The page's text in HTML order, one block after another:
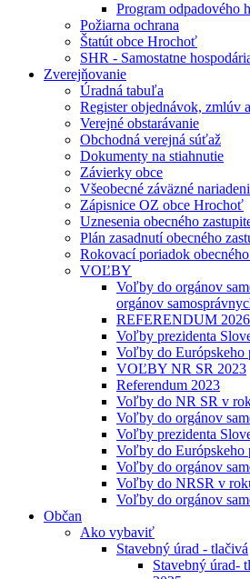
Program odpadového
Požiarna ochrana
Štatút obce Hrochoť
SHR - Samostatne
Zverejňovanie
Úradná tabuľa
Register objednávok, zmlúv
Verejné obstarávanie
Obchodná verejná súťaž
Dokumenty na stiahnutie
Závierky obce
Všeobecné záväzné
Zápisnice OZ obce Hrochoť
Uznesenia obecného
Plán zasadnutí obecného
Rokovací poriadok
VOĽBY
Voľby do orgánov
orgánov
REFERENDUM 2026
Voľby prezidenta
Voľby do Európskeho
VOĽBY NR SR 2023
Referendum 2023
Voľby do NR SR v
Voľby do orgánov
Voľby prezidenta
Voľby do Európskeho
Voľby do orgánov
Voľby do NRSR v
Voľby do orgánov
Občan
Ako vybaviť
Stavebný úrad - tlačivá
Stavebný úrad-